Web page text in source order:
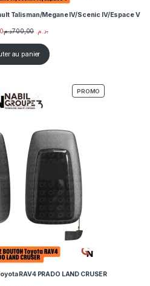
Talisman/Megane IV/Scenic IV/Espace V
د.م. 700,00 د.م.
au panier
PROMO
RAV4 PRADO LAND CRUSER